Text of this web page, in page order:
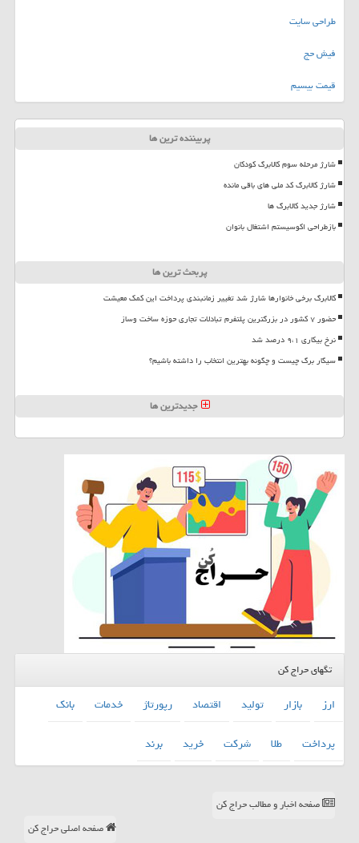
طراحی سایت
فیش حج
قیمت بیسیم
پربیننده ترین ها
شارژ مرحله سوم کالابرگ کودکان
شارژ کالابرگ کد ملی های باقی مانده
شارژ جدید کالابرگ ها
بازطراحی اکوسیستم اشتغال بانوان
پربحث ترین ها
کالابرگ برخی خانوارها شارژ شد تغییر زمانبندی پرداخت این کمک معیشت
حضور ۷ کشور در بزرگترین پلتفرم تبادلات تجاری حوزه ساخت وساز
نرخ بیکاری ۹،۱ درصد شد
سیگار برگ چیست و چگونه بهترین انتخاب را داشته باشیم؟
جدیدترین ها
تگهای حراج کن
ارز بازار تولید اقتصاد رپورتاژ خدمات
بانك
پرداخت
طلا شركت خرید برند
صفحه اخبار و مطالب حراج کن
صفحه اصلی حراج کن